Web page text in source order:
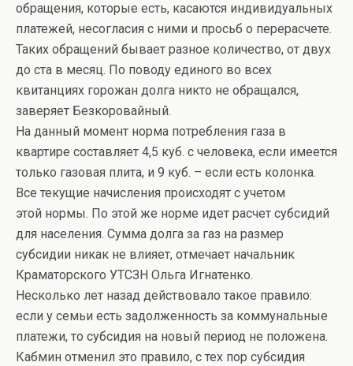
обращения, которые есть, касаются индивидуальных
платежей, несогласия с ними и просьб о перерасчете.
Таких обращений бывает разное количество, от двух
до ста в месяц. По поводу единого во всех
квитанциях горожан долга никто не обращался,
заверяет Безкоровайный.
На данный момент норма потребления газа в
квартире составляет 4,5 куб. с человека, если имеется
только газовая плита, и 9 куб. – если есть колонка.
Все текущие начисления происходят с учетом
этой нормы. По этой же норме идет расчет субсидий
для населения. Сумма долга за газ на размер
субсидии никак не влияет, отмечает начальник
Краматорского УТСЗН Ольга Игнатенко.
Несколько лет назад действовало такое правило:
если у семьи есть задолженность за коммунальные
платежи, то субсидия на новый период не положена.
Кабмин отменил это правило, с тех пор субсидия